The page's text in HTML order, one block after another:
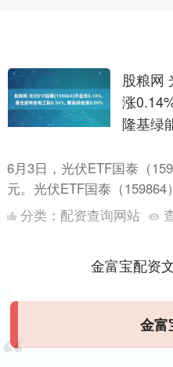
股粮网
涨
隆基绿
6月3日，光伏ETF国泰（
元。光伏ETF国泰（
跌0.54%，隆基绿能涨
分类： 配资查询网站
金富宝配资
金富